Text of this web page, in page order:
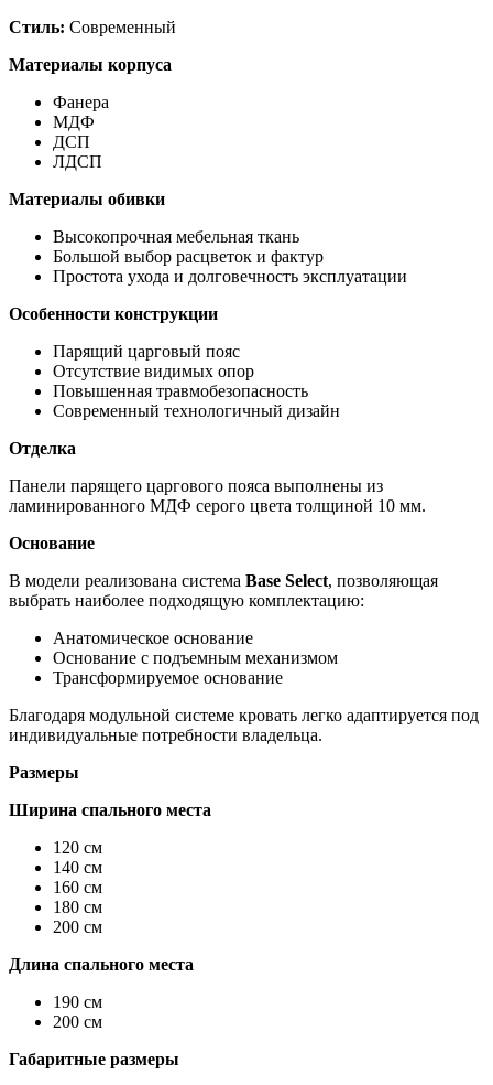
Стиль: Современный
Материалы корпуса
Фанера
МДФ
ДСП
ЛДСП
Материалы обивки
Высокопрочная мебельная ткань
Большой выбор расцветок и фактур
Простота ухода и долговечность эксплуатации
Особенности конструкции
Парящий царговый пояс
Отсутствие видимых опор
Повышенная травмобезопасность
Современный технологичный дизайн
Отделка
Панели парящего царгового пояса выполнены из
ламинированного МДФ серого цвета толщиной 10 мм.
Основание
В модели реализована система Base Select, позволяющая
выбрать наиболее подходящую комплектацию:
Анатомическое основание
Основание с подъемным механизмом
Трансформируемое основание
Благодаря модульной системе кровать легко адаптируется под
индивидуальные потребности владельца.
Размеры
Ширина спального места
120 см
140 см
160 см
180 см
200 см
Длина спального места
190 см
200 см
Габаритные размеры